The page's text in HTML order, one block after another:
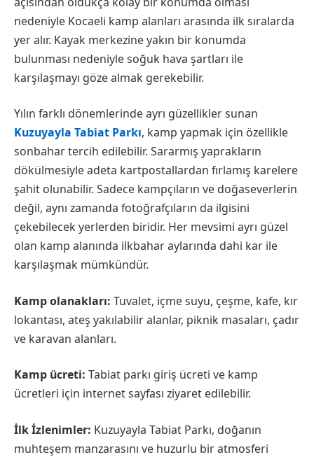
nedeniyle Kocaeli kamp alanları arasında ilk sıralarda
yer alır. Kayak merkezine yakın bir konumda
bulunması nedeniyle soğuk hava şartları ile
karşılaşmayı göze almak gerekebilir.
Yılın farklı dönemlerinde ayrı güzellikler sunan
Kuzuyayla Tabiat Parkı, kamp yapmak için özellikle
sonbahar tercih edilebilir. Sararmış yaprakların
dökülmesiyle adeta kartpostallardan fırlamış karelere
şahit olunabilir. Sadece kampçıların ve doğaseverlerin
değil, aynı zamanda fotoğrafçıların da ilgisini
çekebilecek yerlerden biridir. Her mevsimi ayrı güzel
olan kamp alanında ilkbahar aylarında dahi kar ile
karşılaşmak mümkündür.
Kamp olanakları: Tuvalet, içme suyu, çeşme, kafe, kır
lokantası, ateş yakılabilir alanlar, piknik masaları, çadır
ve karavan alanları.
Kamp ücreti: Tabiat parkı giriş ücreti ve kamp
ücretleri için internet sayfası ziyaret edilebilir.
İlk İzlenimler: Kuzuyayla Tabiat Parkı, doğanın
muhteşem manzarasını ve huzurlu bir atmosferi